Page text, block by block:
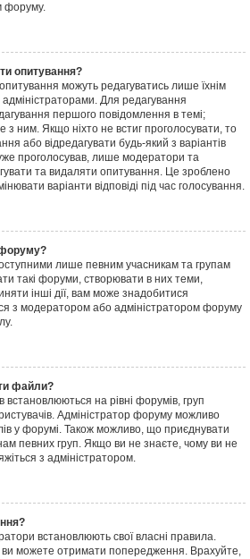
форуму.
опитування?
можуть редагуватись лише їхнім
Для редагування
першого повідомлення в темі;
з ним. Якщо ніхто не встиг проголосувати, то
або відредагувати будь-який з варіантів
проголосував, лише модератори та
та видаляти опитування. Це зроблено
варіанти відповіді під час голосування.
лише певним учасникам та групам
такі форуми, створювати в них теми,
інші дії, вам може знадобитися
з модератором або адміністратором форуму
файли?
на рівні форумів, груп
Адміністратор форуму можливо
у форумі. Також можливо, що приєднувати
певних груп. Якщо ви не знаєте, чому ви не
з адміністратором.
встановлюють свої власні правила.
можете отримати попередження. Врахуйте,